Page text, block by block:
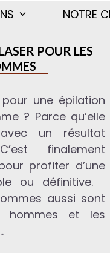
NOTRE
POUR LES
une épilation
? Parce qu’elle
un résultat
finalement
profiter d’une
ou définitive.
aussi sont
hommes et les